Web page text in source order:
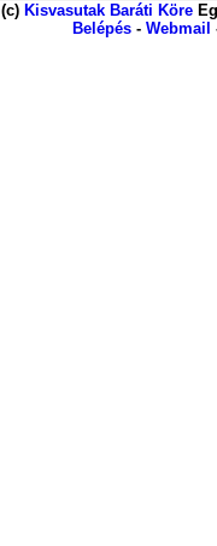
(c) Kisvasutak Baráti Köre
Belépés - Webmail